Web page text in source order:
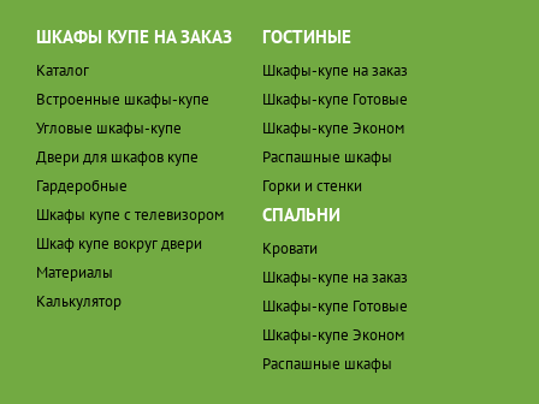
ШКАФЫ КУПЕ НА ЗАКАЗ
Каталог
Встроенные шкафы-купе
Угловые шкафы-купе
Двери для шкафов купе
Гардеробные
Шкафы купе с телевизором
Шкаф купе вокруг двери
Материалы
Калькулятор
ГОСТИНЫЕ
Шкафы-купе на заказ
Шкафы-купе Готовые
Шкафы-купе Эконом
Распашные шкафы
Горки и стенки
СПАЛЬНИ
Кровати
Шкафы-купе на заказ
Шкафы-купе Готовые
Шкафы-купе Эконом
Распашные шкафы